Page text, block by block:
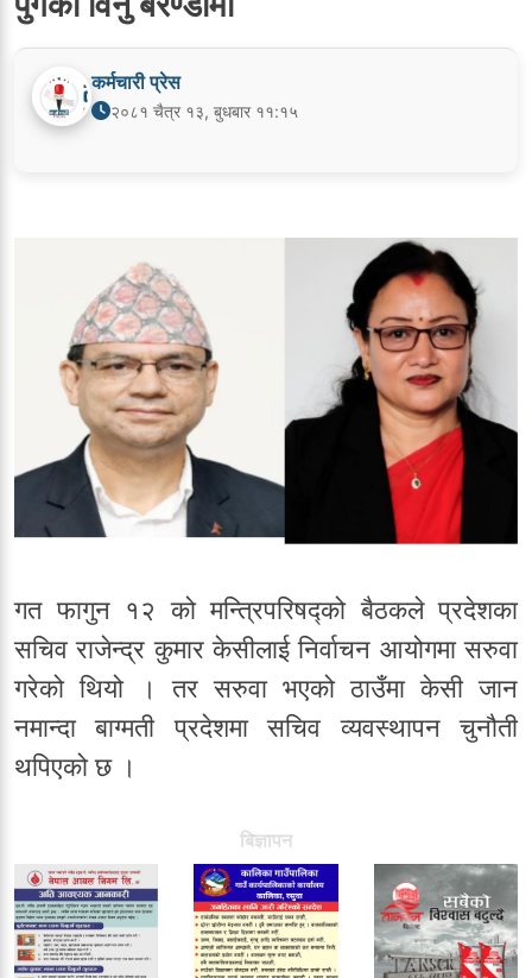
कर्मचारी प्रेस
२०८१ चैत्र १३, बुधबार ११:१५
गत फागुन १२ को मन्त्रिपरिषद्को बैठकले प्रदेशका
सचिव राजेन्द्र कुमार केसीलाई निर्वाचन आयोगमा सरुवा
गरेको थियो । तर सरुवा भएको ठाउँमा केसी जान
नमान्दा बाग्मती प्रदेशमा सचिव व्यवस्थापन चुनौती
थपिएको छ ।
बिज्ञापन